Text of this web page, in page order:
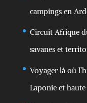
campings en
Circuit Afrique
savanes et
Voyager là où
Laponie et